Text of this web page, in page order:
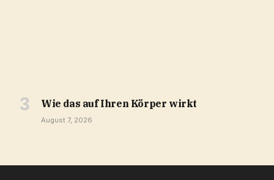
Wie das auf Ihren Körper wirkt
August 7, 2026